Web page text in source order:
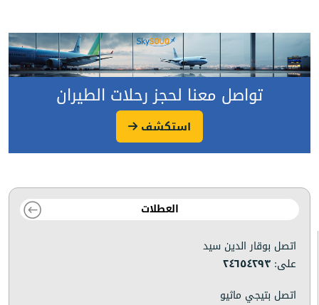
تواصل معنا لحجز رحلات الطيران
استكشف
العطلات
اتصل بوقار الدين سيد
على: ٢٤٦٥٤٢٩٣
اتصل بتيجي ماثيو